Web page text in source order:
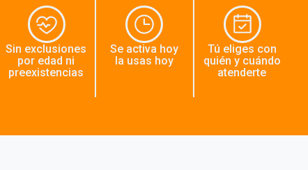
Sin exclusiones
por edad ni
preexistencias
Se activa hoy
la usas hoy
Tú eliges con
quién y cuándo
atenderte